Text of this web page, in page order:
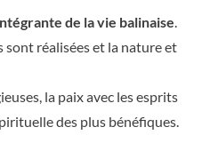
de la vie balinaise.
réalisées et la nature et
la paix avec les esprits
des plus bénéfiques.